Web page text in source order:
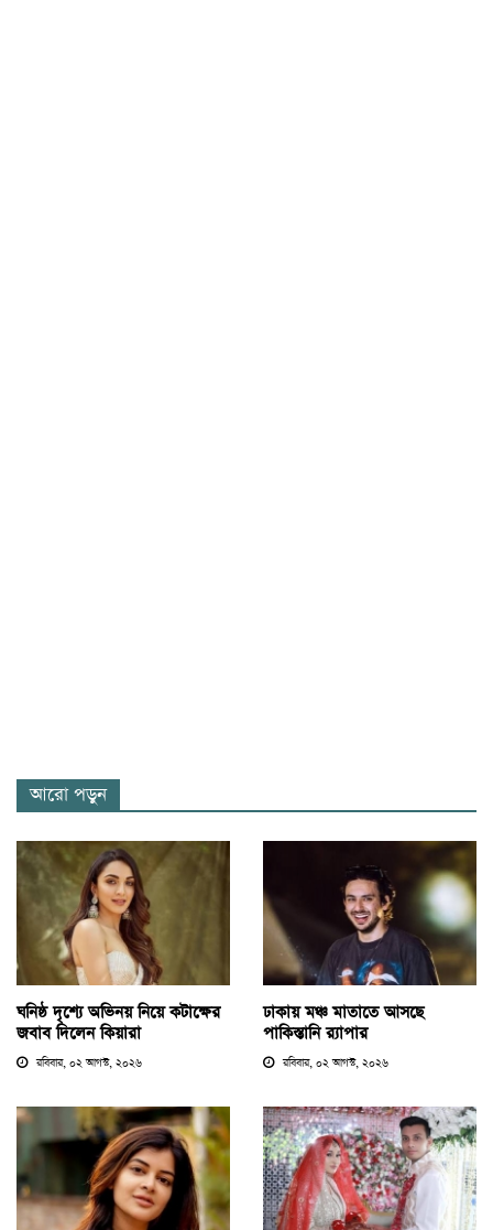
আরো পড়ুন
ঘনিষ্ঠ দৃশ্যে অভিনয় নিয়ে কটাক্ষের
জবাব দিলেন কিয়ারা
রবিবার, ০২ আগস্ট, ২০২৬
ঢাকায় মঞ্চ মাতাতে আসছে
পাকিস্তানি র‍্যাপার
রবিবার, ০২ আগস্ট, ২০২৬